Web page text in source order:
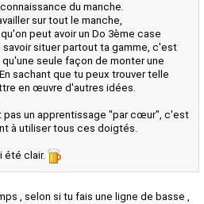
du manche.
sur tout le manche,
peut avoir un Do 3ème case
situer partout ta gamme, c'est
seule façon de monter une
sachant que tu peux trouver telle
en œuvre d'autres idées.
pas un apprentissage "par cœur", c'est
à utiliser tous ces doigtés.
été clair.
, selon si tu fais une ligne de basse ,